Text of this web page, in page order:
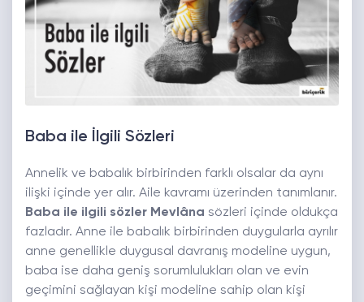
Baba ile İlgili Sözleri
Annelik ve babalık birbirinden farklı olsalar da aynı
ilişki içinde yer alır. Aile kavramı üzerinden tanımlanır.
Baba ile ilgili sözler Mevlâna sözleri içinde oldukça
fazladır. Anne ile babalık birbirinden duygularla ayrılır
anne genellikle duygusal davranış modeline uygun,
baba ise daha geniş sorumlulukları olan ve evin
geçimini sağlayan kişi modeline sahip olan kişi